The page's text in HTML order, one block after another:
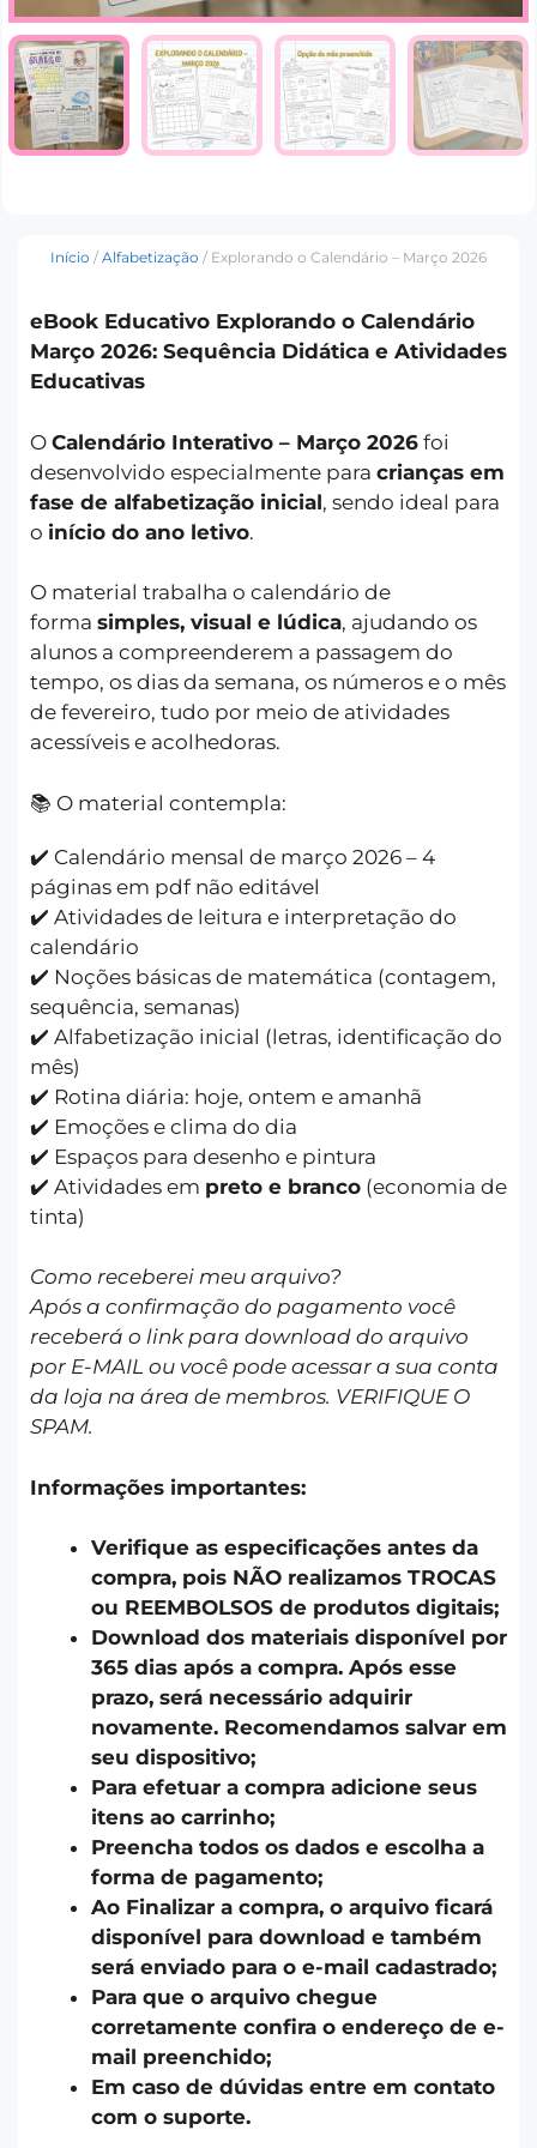
Início / Alfabetização / Explorando o Calendário – Março 2026
eBook Educativo Explorando o Calendário
Março 2026: Sequência Didática e Atividades
Educativas
O Calendário Interativo – Março 2026 foi
desenvolvido especialmente para crianças em
fase de alfabetização inicial, sendo ideal para
o início do ano letivo.
O material trabalha o calendário de
forma simples, visual e lúdica, ajudando os
alunos a compreenderem a passagem do
tempo, os dias da semana, os números e o mês
de fevereiro, tudo por meio de atividades
acessíveis e acolhedoras.
📚 O material contempla:
✔️ Calendário mensal de março 2026 – 4
páginas em pdf não editável
✔️ Atividades de leitura e interpretação do
calendário
✔️ Noções básicas de matemática (contagem,
sequência, semanas)
✔️ Alfabetização inicial (letras, identificação do
mês)
✔️ Rotina diária: hoje, ontem e amanhã
✔️ Emoções e clima do dia
✔️ Espaços para desenho e pintura
✔️ Atividades em preto e branco (economia de
tinta)
Como receberei meu arquivo?
Após a confirmação do pagamento você
receberá o link para download do arquivo
por E-MAIL ou você pode acessar a sua conta
da loja na área de membros. VERIFIQUE O
SPAM.
Informações importantes:
Verifique as especificações antes da
compra, pois NÃO realizamos TROCAS
ou REEMBOLSOS de produtos digitais;
Download dos materiais disponível por
365 dias após a compra. Após esse
prazo, será necessário adquirir
novamente. Recomendamos salvar em
seu dispositivo;
Para efetuar a compra adicione seus
itens ao carrinho;
Preencha todos os dados e escolha a
forma de pagamento;
Ao Finalizar a compra, o arquivo ficará
disponível para download e também
será enviado para o e-mail cadastrado;
Para que o arquivo chegue
corretamente confira o endereço de e-
mail preenchido;
Em caso de dúvidas entre em contato
com o suporte.